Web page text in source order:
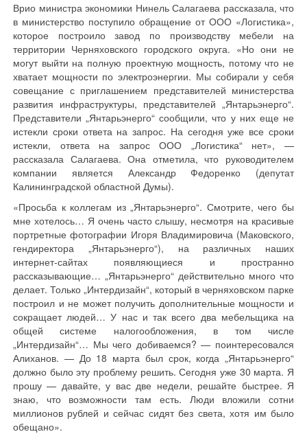
Врио министра экономики Нинель Салагаева рассказала, что
в министерство поступило обращение от ООО «Логистика»,
которое построило завод по производству мебели на
территории Черняховского городского округа. «Но они не
могут выйти на полную проектную мощность, потому что не
хватает мощности по электроэнергии. Мы собирали у себя
совещание с приглашением представителей министерства
развития инфраструктуры, представителей „Янтарьэнерго“.
Представители „Янтарьэнерго“ сообщили, что у них еще не
истекли сроки ответа на запрос. На сегодня уже все сроки
истекли, ответа на запрос ООО „Логистика“ нет», —
рассказала Салагаева. Она отметила, что руководителем
компании является Александр Федоренко (депутат
Калининградской областной Думы).
«Просьба к коллегам из „Янтарьэнерго“. Смотрите, чего бы
мне хотелось… Я очень часто слышу, несмотря на красивые
портретные фотографии Игоря Владимировича (Маковского,
гендиректора „Янтарьэнерго“), на различных наших
интернет-сайтах появляющиеся и пространно
рассказывающие… „Янтарьэнерго“ действительно много что
делает. Только „Интердизайн“, который в черняховском парке
построил и не может получить дополнительные мощности и
сокращает людей… У нас и так всего два мебельщика на
общей системе налогообложения, в том числе
„Интердизайн“… Мы чего добиваемся? — поинтересовался
Алиханов. — До 18 марта был срок, когда „Янтарьэнерго“
должно было эту проблему решить. Сегодня уже 30 марта. Я
прошу — давайте, у вас две недели, решайте быстрее. Я
знаю, что возможности там есть. Люди вложили сотни
миллионов рублей и сейчас сидят без света, хотя им было
обещано».